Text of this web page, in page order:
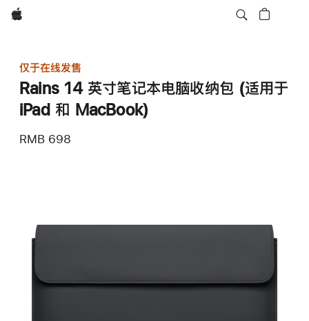
Apple
仅于在线发售
Rains 14 英寸笔记本电脑收纳包 (适用于
iPad 和 MacBook)
RMB 698